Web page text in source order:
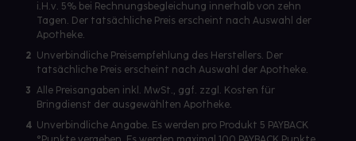
i.H.v. 5% bei Rechnungsbegleichung innerhalb von zehn
Tagen. Der tatsächliche Preis erscheint nach Auswahl der
Apotheke.
2 Unverbindliche Preisempfehlung des Herstellers. Der
tatsächliche Preis erscheint nach Auswahl der Apotheke.
3 Alle Preisangaben inkl. MwSt., ggf. zzgl. Kosten für
Bringdienst der ausgewählten Apotheke.
4 Unverbindliche Angabe. Es werden pro Produkt 5 PAYBACK